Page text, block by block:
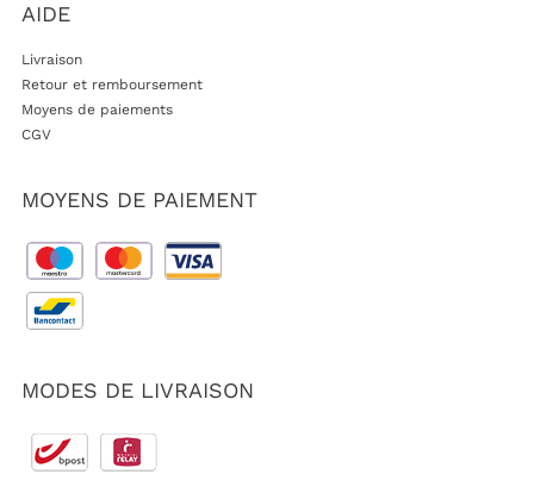
AIDE
Livraison
Retour et remboursement
Moyens de paiements
CGV
MOYENS DE PAIEMENT
MODES DE LIVRAISON